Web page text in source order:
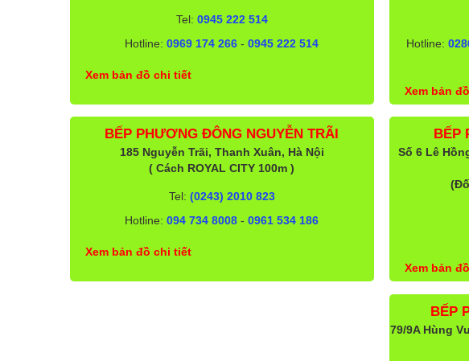
Tel: 0945 222 514
Hotline:0969 174 266 -0945 222 514
Xem bản đồ chi tiết
BẾP PHƯƠNG ĐÔNG NGUYỄN TRÃI
185 Nguyễn Trãi, Thanh Xuân, Hà Nội
( Cách ROYAL CITY 100m )
Tel: (0243) 2010 823
Hotline:094 734 8008 -0961 534 186
Xem bản đồ chi tiết
Hotline:
Xem bản
BẾP
Số 6 Lê
Xem bản
BẾP
79/9A Hùng